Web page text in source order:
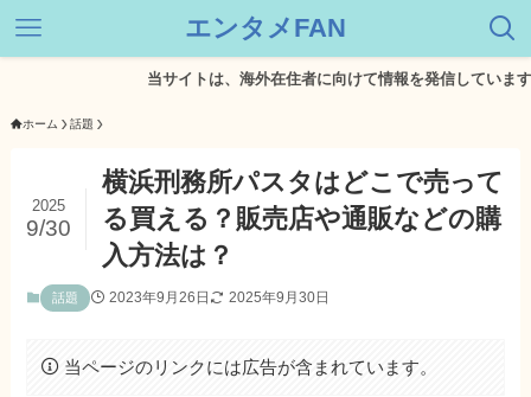
エンタメFAN
当サイトは、海外在住者に向けて情報を発信しています。
ホーム 話題
横浜刑務所パスタはどこで売って
る買える？販売店や通販などの購
入方法は？
2025
9/30
話題 2023年9月26日 2025年9月30日
当ページのリンクには広告が含まれています。